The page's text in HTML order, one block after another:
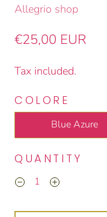
Allegrio shop
€25,00 EUR
Tax included.
COLORE
Blue Azure
QUANTITY